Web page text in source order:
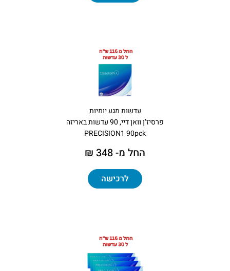
עדשות מגע יומיות
פרסיז’ן וואן דיי, 90 עדשות באריזה
PRECISION1 90pck
החל מ- 348 ₪
לרכישה